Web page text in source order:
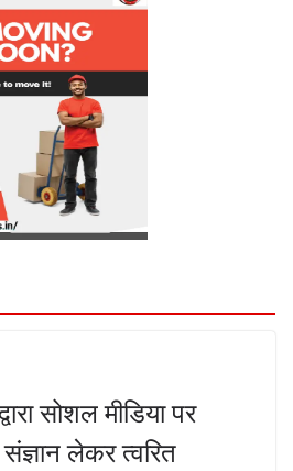
सोशल मीडिया पर
लेकर त्वरित